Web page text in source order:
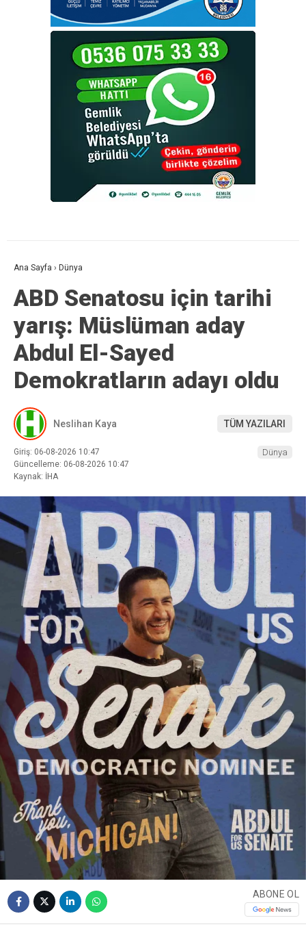
Ana Sayfa › Dünya
ABD Senatosu için tarihi
yarış: Müslüman aday
Abdul El-Sayed
Demokratların adayı oldu
Neslihan Kaya TÜM YAZILARI
Giriş: 06-08-2026 10:47
Güncelleme: 06-08-2026 10:47
Kaynak: İHA
Dünya
ABONE OL